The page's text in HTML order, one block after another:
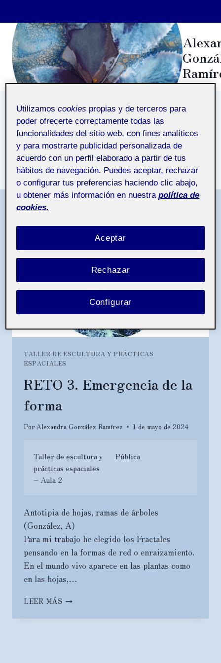
Saltar
contenido
Entrega de la actividad R3
Entrega de la actividad R3
TALLER DE ESCULTURA Y PRÁCTICAS
ESPACIALES
RETO 3. Emergencia de la
forma
Por Alexandra González Ramírez 1 de mayo de 2024
Taller de escultura y
prácticas espaciales
– Aula 2
Pública
Antotipia de hojas, ramas de árboles
(González, A)
Para mi trabajo he elegido los Fractales
pensando en la formas de red o enraizamiento.
En el mundo vivo aparece en las plantas como
en las hojas,…
LEER MÁS RETO
EMERGENCIA
Utilizamoscookies propias y de terceros para
poder ofrecerte correctamente todas las
funcionalidades del sitio web, con fines analíticos
y para mostrarte publicidad personalizada de
acuerdo con un perfil elaborado a partir de tus
hábitos de navegación. Puedes aceptar, rechazar
o configurar tus preferencias haciendo clic abajo,
u obtener más información en nuestra política de
cookies.
Rechazar
Aceptar
Configurar